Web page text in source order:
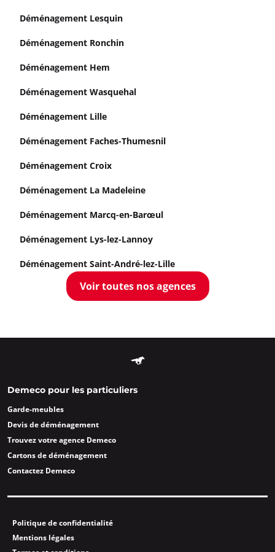
Déménagement Lesquin
Déménagement Ronchin
Déménagement Hem
Déménagement Wasquehal
Déménagement Lille
Déménagement Faches-Thumesnil
Déménagement Croix
Déménagement La Madeleine
Déménagement Marcq-en-Barœul
Déménagement Lys-lez-Lannoy
Déménagement Saint-André-lez-Lille
Voir toutes nos agences
Demeco pour les particuliers
Garde-meubles
Devis de déménagement
Trouvez votre agence Demeco
Cartons de déménagement
Contactez Demeco
Politique de confidentialité
Mentions légales